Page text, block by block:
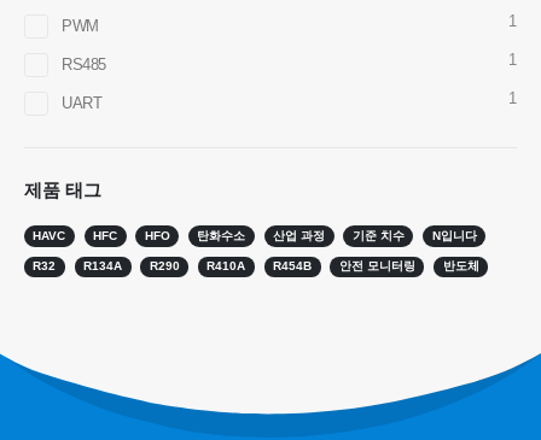
PWM 1
RS485 1
UART 1
제품 태그
HAVC HFC HFO 탄화수소 산업 과정 기준 치수 N입니다
R32 R134A R290 R410A R454B 안전 모니터링 반도체
R454B 센서
R32 센서
R410 센서
콜드 체인 냉매 모니터링
산업용 냉동 가스 모니터링